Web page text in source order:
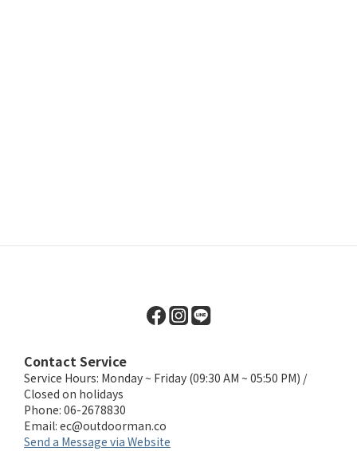
Contact Service
Service Hours: Monday ~ Friday (09:30 AM ~ 05:50 PM) /
Closed on holidays
Phone: 06-2678830
Email: ec@outdoorman.co
Send a Message via Website